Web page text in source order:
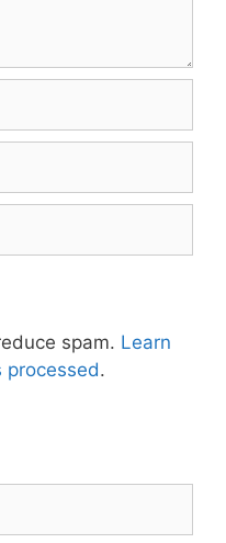
spam. Learn
processed.